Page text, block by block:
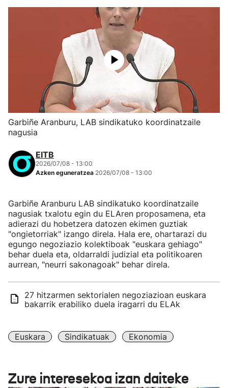
Garbiñe Aranburu, LAB sindikatuko koordinatzaile
nagusia
EITB
2026/07/08 - 13:00
Azken eguneratzea 2026/07/08 - 13:00
Garbiñe Aranburu LAB sindikatuko koordinatzaile
nagusiak txalotu egin du ELAren proposamena, eta
adierazi du hobetzera datozen ekimen guztiak
"ongietorriak" izango direla. Hala ere, ohartarazi du
egungo negoziazio kolektiboak "euskara gehiago"
behar duela eta, oldarraldi judizial eta politikoaren
aurrean, "neurri sakonagoak" behar direla.
27 hitzarmen sektorialen negoziazioan euskara
bakarrik erabiliko duela iragarri du ELAk
Euskara Sindikatuak Ekonomia
Zure interesekoa izan daiteke